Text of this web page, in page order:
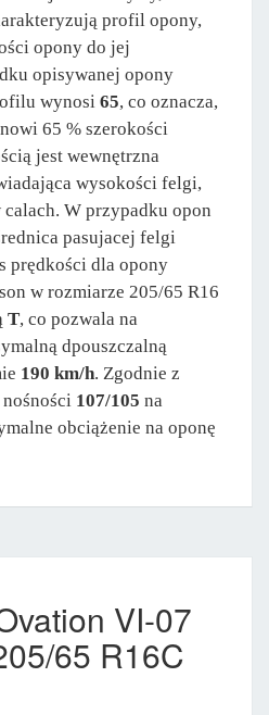
profil opony,
opony do jej
opisywanej opony
wynosi 65, co oznacza,
65 % szerokości
jest wewnętrzna
wysokości felgi,
W przypadku opon
pasujacej felgi
prędkości dla opony
w rozmiarze 205/65 R16
T, co pozwala na
dpouszczalną
190 km/h. Zgodnie z
107/105 na
obciążenie na oponę
VI-07
65 R16C